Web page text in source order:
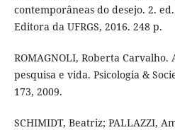
contemporâneas do desejo. 2.
Editora da UFRGS, 2016. 248 p.
ROMAGNOLI, Roberta
pesquisa e vida. Psicologia &
173, 2009.
SCHIMIDT, Beatriz; PALLAZZI,